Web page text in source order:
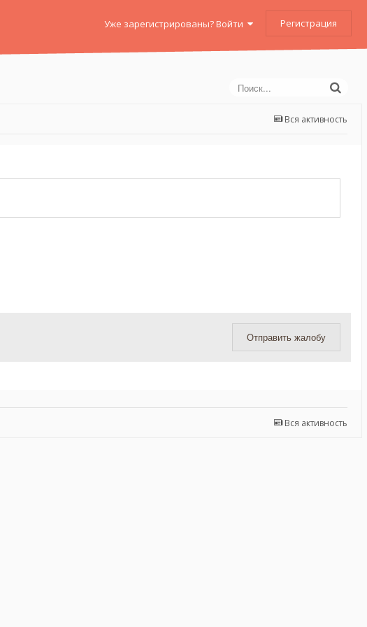
Уже зарегистрированы? Войти Регистрация
Вся активность
Отправить жалобу
Вся активность